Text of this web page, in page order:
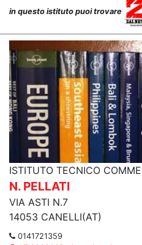
in questo istituto puoi trovare
ISTITUTO TECNICO
N. PELLATI
VIA ASTI N.7
14053 CANELLI(AT)
0141721359